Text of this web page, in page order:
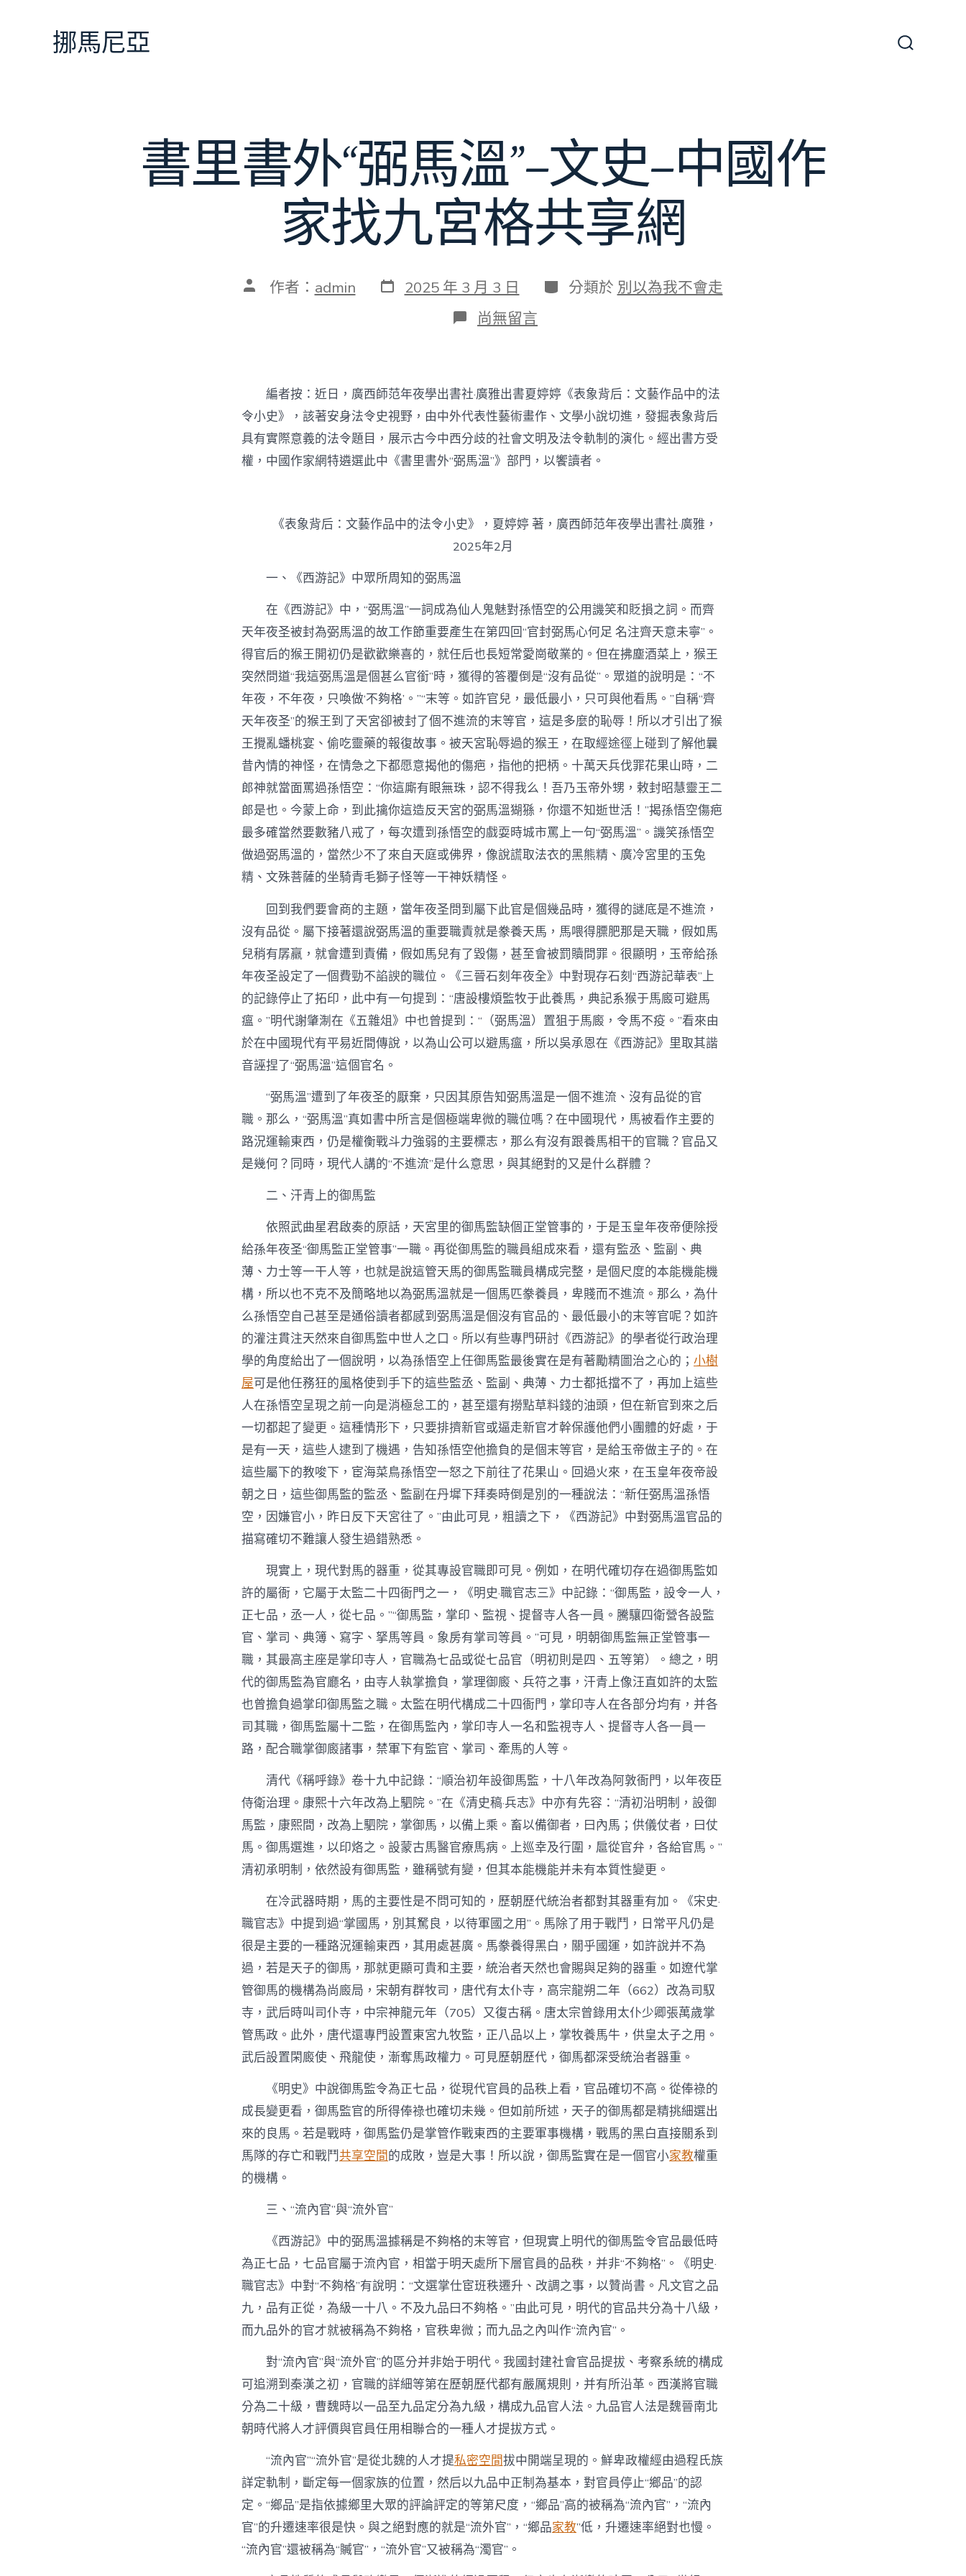
挪馬尼亞
書里書外“弼馬溫”–文史–中國作
家找九宮格共享網
文 作者： admin 發
表
2025 年 3 月 3 日 分
類
分類於 別以為我不會走
在
〈書
“弼
馬
溫”
–
文
史
作
家
找
共
享
網〉
中
尚無留言
編者按：近日，廣西師范年夜學出書社·廣雅出書夏婷婷《表象背后：文藝作品中的法
令小史》，該著安身法令史視野，由中外代表性藝術畫作、文學小說切進，發掘表象背后
具有實際意義的法令題目，展示古今中西分歧的社會文明及法令軌制的演化。經出書方受
權，中國作家網特遴選此中《書里書外“弼馬溫”》部門，以饗讀者。
《表象背后：文藝作品中的法令小史》，夏婷婷 著，廣西師范年夜學出書社·廣雅，
2025年2月
一、《西游記》中眾所周知的弼馬溫
在《西游記》中，“弼馬溫”一詞成為仙人鬼魅對孫悟空的公用譏笑和貶損之詞。而齊
天年夜圣被封為弼馬溫的故工作節重要產生在第四回“官封弼馬心何足 名注齊天意未寧”。
得官后的猴王開初仍是歡歡樂喜的，就任后也長短常愛崗敬業的。但在拂塵酒菜上，猴王
突然問道“我這弼馬溫是個甚么官銜”時，獲得的答覆倒是“沒有品從”。眾道的說明是：“不
年夜，不年夜，只喚做‘不夠格’。”“末等。如許官兒，最低最小，只可與他看馬。”自稱“齊
天年夜圣”的猴王到了天宮卻被封了個不進流的末等官，這是多麼的恥辱！所以才引出了猴
王攪亂蟠桃宴、偷吃靈藥的報復故事。被天宮恥辱過的猴王，在取經途徑上碰到了解他曩
昔內情的神怪，在情急之下都愿意揭他的傷疤，指他的把柄。十萬天兵伐罪花果山時，二
郎神就當面罵過孫悟空：“你這廝有眼無珠，認不得我么！吾乃玉帝外甥，敕封昭慧靈王二
郎是也。今蒙上命，到此擒你這造反天宮的弼馬溫猢猻，你還不知逝世活！”揭孫悟空傷疤
最多確當然要數豬八戒了，每次遭到孫悟空的戲耍時城市罵上一句“弼馬溫”。譏笑孫悟空
做過弼馬溫的，當然少不了來自天庭或佛界，像說謊取法衣的黑熊精、廣冷宮里的玉兔
精、文殊菩薩的坐騎青毛獅子怪等一干神妖精怪。
回到我們要會商的主題，當年夜圣問到屬下此官是個幾品時，獲得的謎底是不進流，
沒有品從。屬下接著還說弼馬溫的重要職責就是豢養天馬，馬喂得膘肥那是天職，假如馬
兒稍有孱羸，就會遭到責備，假如馬兒有了毀傷，甚至會被罰贖問罪。很顯明，玉帝給孫
年夜圣設定了一個費勁不諂諛的職位。《三晉石刻年夜全》中對現存石刻“西游記華表”上
的記錄停止了拓印，此中有一句提到：“唐設樓煩監牧于此養馬，典記系猴于馬廄可避馬
瘟。”明代謝肇淛在《五雜俎》中也曾提到：“（弼馬溫）置狙于馬廄，令馬不疫。”看來由
於在中國現代有平易近間傳說，以為山公可以避馬瘟，所以吳承恩在《西游記》里取其諧
音誣捏了“弼馬溫”這個官名。
“弼馬溫”遭到了年夜圣的厭棄，只因其原告知弼馬溫是一個不進流、沒有品從的官
職。那么，“弼馬溫”真如書中所言是個極端卑微的職位嗎？在中國現代，馬被看作主要的
路況運輸東西，仍是權衡戰斗力強弱的主要標志，那么有沒有跟養馬相干的官職？官品又
是幾何？同時，現代人講的“不進流”是什么意思，與其絕對的又是什么群體？
二、汗青上的御馬監
依照武曲星君啟奏的原話，天宮里的御馬監缺個正堂管事的，于是玉皇年夜帝便除授
給孫年夜圣“御馬監正堂管事”一職。再從御馬監的職員組成來看，還有監丞、監副、典
薄、力士等一干人等，也就是說這管天馬的御馬監職員構成完整，是個尺度的本能機能機
構，所以也不克不及簡略地以為弼馬溫就是一個馬匹豢養員，卑賤而不進流。那么，為什
么孫悟空自己甚至是通俗讀者都感到弼馬溫是個沒有官品的、最低最小的末等官呢？如許
的灌注貫注天然來自御馬監中世人之口。所以有些專門研討《西游記》的學者從行政治理
學的角度給出了一個說明，以為孫悟空上任御馬監最後實在是有著勵精圖治之心的； 小樹
屋可是他任務狂的風格使到手下的這些監丞、監副、典薄、力士都抵擋不了，再加上這些
人在孫悟空呈現之前一向是消極怠工的，甚至還有撈點草料錢的油頭，但在新官到來之后
一切都起了變更。這種情形下，只要排擠新官或逼走新官才幹保護他們小團體的好處，于
是有一天，這些人逮到了機遇，告知孫悟空他擔負的是個末等官，是給玉帝做主子的。在
這些屬下的教唆下，宦海菜鳥孫悟空一怒之下前往了花果山。回過火來，在玉皇年夜帝設
朝之日，這些御馬監的監丞、監副在丹墀下拜奏時倒是別的一種說法：“新任弼馬溫孫悟
空，因嫌官小，昨日反下天宮往了。”由此可見，粗讀之下，《西游記》中對弼馬溫官品的
描寫確切不難讓人發生過錯熟悉。
現實上，現代對馬的器重，從其專設官職即可見。例如，在明代確切存在過御馬監如
許的屬衙，它屬于太監二十四衙門之一，《明史·職官志三》中記錄：“御馬監，設令一人，
正七品，丞一人，從七品。”“御馬監，掌印、監視、提督寺人各一員。騰驤四衛營各設監
官、掌司、典簿、寫字、拏馬等員。象房有掌司等員。”可見，明朝御馬監無正堂管事一
職，其最高主座是掌印寺人，官職為七品或從七品官（明初則是四、五等第）。總之，明
代的御馬監為官廳名，由寺人執掌擔負，掌理御廄、兵符之事，汗青上像汪直如許的太監
也曾擔負過掌印御馬監之職。太監在明代構成二十四衙門，掌印寺人在各部分均有，并各
司其職，御馬監屬十二監，在御馬監內，掌印寺人一名和監視寺人、提督寺人各一員一
路，配合職掌御廄諸事，禁軍下有監官、掌司、牽馬的人等。
清代《稱呼錄》卷十九中記錄：“順治初年設御馬監，十八年改為阿敦衙門，以年夜臣
侍衛治理。康熙十六年改為上駟院。”在《清史稿·兵志》中亦有先容：“清初沿明制，設御
馬監，康熙間，改為上駟院，掌御馬，以備上乘。畜以備御者，曰內馬；供儀仗者，曰仗
馬。御馬選進，以印烙之。設蒙古馬醫官療馬病。上巡幸及行圍，扈從官弁，各給官馬。”
清初承明制，依然設有御馬監，雖稱號有變，但其本能機能并未有本質性變更。
在冷武器時期，馬的主要性是不問可知的，歷朝歷代統治者都對其器重有加。《宋史·
職官志》中提到過“掌國馬，別其駑良，以待軍國之用”。馬除了用于戰鬥，日常平凡仍是
很是主要的一種路況運輸東西，其用處甚廣。馬豢養得黑白，關乎國運，如許說并不為
過，若是天子的御馬，那就更顯可貴和主要，統治者天然也會賜與足夠的器重。如遼代掌
管御馬的機構為尚廄局，宋朝有群牧司，唐代有太仆寺，高宗龍朔二年（662）改為司馭
寺，武后時叫司仆寺，中宗神龍元年（705）又復古稱。唐太宗曾錄用太仆少卿張萬歲掌
管馬政。此外，唐代還專門設置東宮九牧監，正八品以上，掌牧養馬牛，供皇太子之用。
武后設置閑廄使、飛龍使，漸奪馬政權力。可見歷朝歷代，御馬都深受統治者器重。
《明史》中說御馬監令為正七品，從現代官員的品秩上看，官品確切不高。從俸祿的
成長變更看，御馬監官的所得俸祿也確切未幾。但如前所述，天子的御馬都是精挑細選出
來的良馬。若是戰時，御馬監仍是掌管作戰東西的主要軍事機構，戰馬的黑白直接關系到
馬隊的存亡和戰鬥共享空間的成敗，豈是大事！所以說，御馬監實在是一個官小家教權重
的機構。
三、“流內官”與“流外官”
《西游記》中的弼馬溫據稱是不夠格的末等官，但現實上明代的御馬監令官品最低時
為正七品，七品官屬于流內官，相當于明天處所下層官員的品秩，并非“不夠格”。《明史·
職官志》中對“不夠格”有說明：“文選掌仕宦班秩遷升、改調之事，以贊尚書。凡文官之品
九，品有正從，為級一十八。不及九品曰不夠格。”由此可見，明代的官品共分為十八級，
而九品外的官才就被稱為不夠格，官秩卑微；而九品之內叫作“流內官”。
對“流內官”與“流外官”的區分并非始于明代。我國封建社會官品提拔、考察系統的構成
可追溯到秦漢之初，官職的詳細等第在歷朝歷代都有嚴厲規則，并有所沿革。西漢將官職
分為二十級，曹魏時以一品至九品定分為九級，構成九品官人法。九品官人法是魏晉南北
朝時代將人才評價與官員任用相聯合的一種人才提拔方式。
“流內官”“流外官”是從北魏的人才提私密空間拔中開端呈現的。鮮卑政權經由過程氏族
詳定軌制，斷定每一個家族的位置，然后以九品中正制為基本，對官員停止“鄉品”的認
定。“鄉品”是指依據鄉里大眾的評論評定的等第尺度，“鄉品”高的被稱為“流內官”，“流內
官”的升遷速率很是快。與之絕對應的就是“流外官”，“鄉品家教”低，升遷速率絕對也慢。
“流內官”還被稱為“贓官”，“流外官”又被稱為“濁官”。